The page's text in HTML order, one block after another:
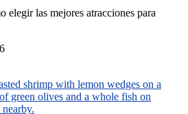
elegir las mejores atracciones para